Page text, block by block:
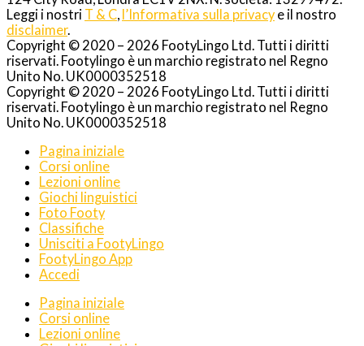
Leggi i nostri T & C l’Informativa sulla privacy e il nostro
disclaimer.
Copyright © 2020 – 2026 FootyLingo Ltd. Tutti i diritti
riservati. Footylingo è un marchio registrato nel Regno
Unito No. UK0000352518
Copyright © 2020 – 2026 FootyLingo Ltd. Tutti i diritti
riservati. Footylingo è un marchio registrato nel Regno
Unito No. UK0000352518
Pagina iniziale
Corsi online
Lezioni online
Giochi linguistici
Foto Footy
Classifiche
Unisciti a FootyLingo
FootyLingo App
Accedi
Pagina iniziale
Corsi online
Lezioni online